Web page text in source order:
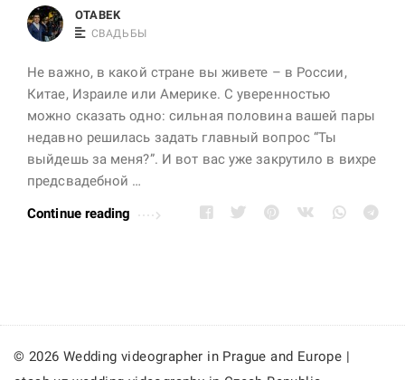
OTABEK
СВАДЬБЫ
Не важно, в какой стране вы живете – в России,
Китае, Израиле или Америке. С уверенностью
можно сказать одно: сильная половина вашей пары
недавно решилась задать главный вопрос “Ты
выйдешь за меня?”. И вот вас уже закрутило в вихре
предсвадебной …
Continue reading
© 2026 Wedding videographer in Prague and Europe |